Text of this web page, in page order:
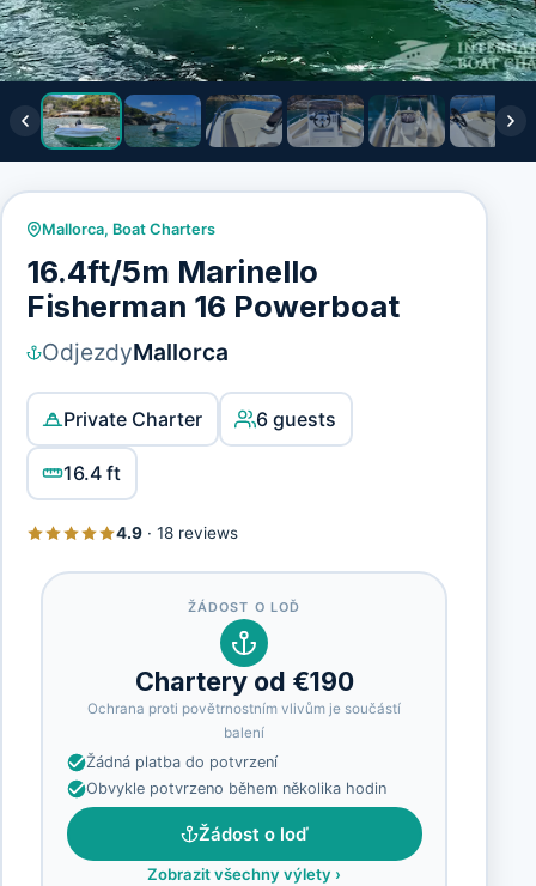
Mallorca, Boat Charters
16.4ft/5m Marinello
Fisherman 16 Powerboat
OdjezdyMallorca
Private Charter 6 guests
16.4 ft
4.9· 18 reviews
ŽÁDOST O LOĎ
Chartery od €190
Ochrana proti povětrnostním vlivům je součástí
balení
Žádná platba do potvrzení
Obvykle potvrzeno během několika hodin
Žádost o loď
Zobrazit všechny výlety ›